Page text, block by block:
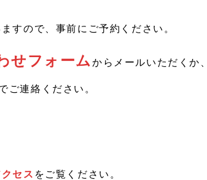
すので、事前にご予約ください。
せフォームからメールいただくか、
ご連絡ください。
セス をご覧ください。